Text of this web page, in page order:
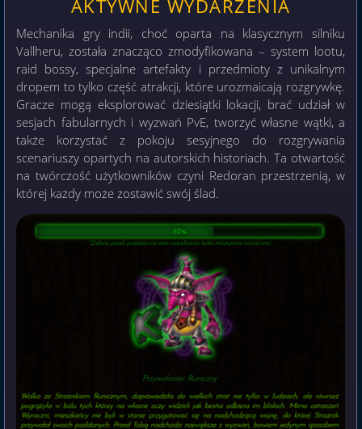
AKTYWNE WYDARZENIA
Mechanika gry indii, choć oparta na klasycznym silniku
Vallheru, została znacząco zmodyfikowana – system lootu,
raid bossy, specjalne artefakty i przedmioty z unikalnym
dropem to tylko część atrakcji, które urozmaicają rozgrywkę.
Gracze mogą eksplorować dziesiątki lokacji, brać udział w
sesjach fabularnych i wyzwań PvE, tworzyć własne wątki, a
także korzystać z pokoju sesyjnego do rozgrywania
scenariuszy opartych na autorskich historiach. Ta otwartość
na twórczość użytkowników czyni Redoran przestrzenią, w
której każdy może zostawić swój ślad.